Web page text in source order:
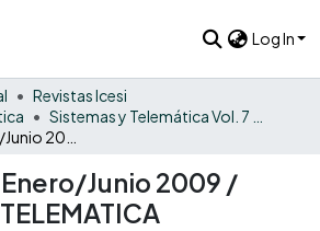
Log In
Revistas Icesi
Enero/Junio 2009 /